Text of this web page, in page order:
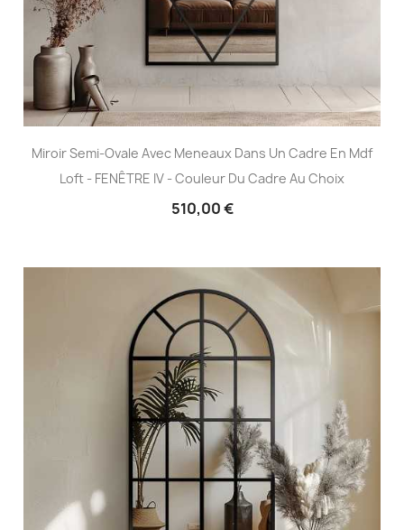
Miroir Semi-Ovale Avec Meneaux Dans Un Cadre En Mdf
Loft - FENÊTRE IV - Couleur Du Cadre Au Choix
510,00 €